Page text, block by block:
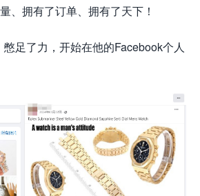
、拥有了订单、拥有了天下！
足了力，开始在他的Facebook个人